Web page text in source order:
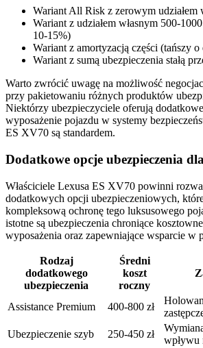
Wariant All Risk z zerowym udziałem
Wariant z udziałem własnym 500-
10-15%)
Wariant z amortyzacją części (tańszy o
Wariant z sumą ubezpieczenia stałą
Warto zwrócić uwagę na możliwość
przy pakietowaniu różnych produktów
Niektórzy ubezpieczyciele oferują
wyposażenie pojazdu w systemy
ES XV70 są standardem.
Dodatkowe opcje ubezpieczenia
Właściciele Lexusa ES XV70 powinni
dodatkowych opcji ubezpieczeniowych,
kompleksową ochronę tego luksusowego
istotne są ubezpieczenia chroniące
wyposażenia oraz zapewniające wsparcie w
Rodzaj
dodatkowego
ubezpieczenia
Średni
koszt
roczny
Assistance Premium 400-800 zł
Ubezpieczenie szyb
250-450 zł
wpływu